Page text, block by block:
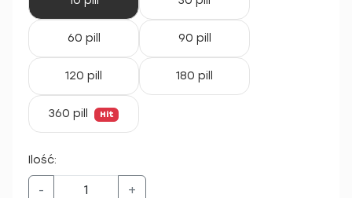
60 pill 90 pill
120 pill 180 pill
360 pill Hit
Ilość:
- +